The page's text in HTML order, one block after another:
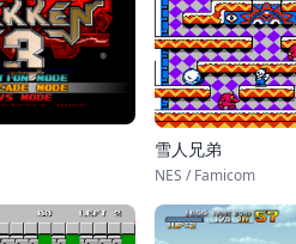
雪人兄弟
NES / Famicom